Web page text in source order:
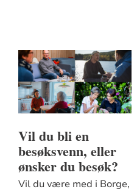
Vil du bli en
besøksvenn, eller
ønsker du besøk?
Vil du være med i Borge,